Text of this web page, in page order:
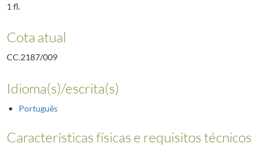
1 fl.
Cota atual
CC.2187/009
Idioma(s)/escrita(s)
Português
Características físicas e requisitos técnicos